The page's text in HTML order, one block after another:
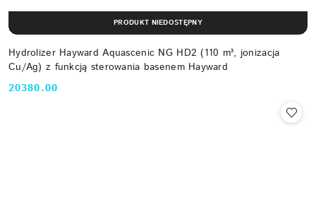
Hydrolizer Hayward Aquascenic NG HD2 (110 m³, jonizacja
Cu/Ag) z funkcją sterowania basenem Hayward
Cena:
20380.00
PRODUKT NIEDOSTĘPNY